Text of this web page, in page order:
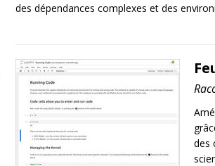
des dépendances complexes et des
des